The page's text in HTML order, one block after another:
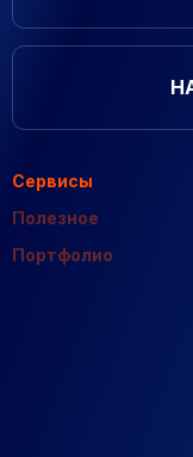
Сервисы
Полезное
Портфолио